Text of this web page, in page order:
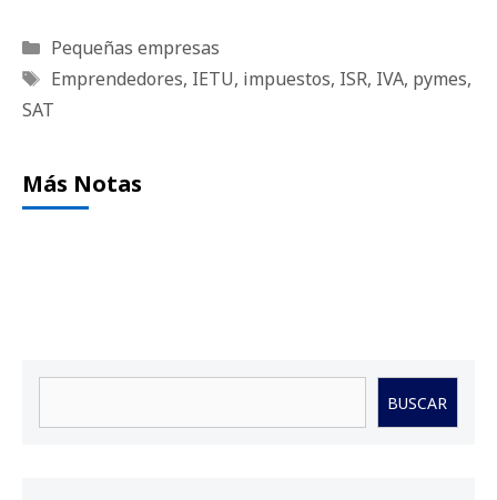
Categorías
Pequeñas empresas
Etiquetas
Emprendedores, IETU, impuestos, ISR, IVA, pymes,
SAT
Más Notas
BUSCAR